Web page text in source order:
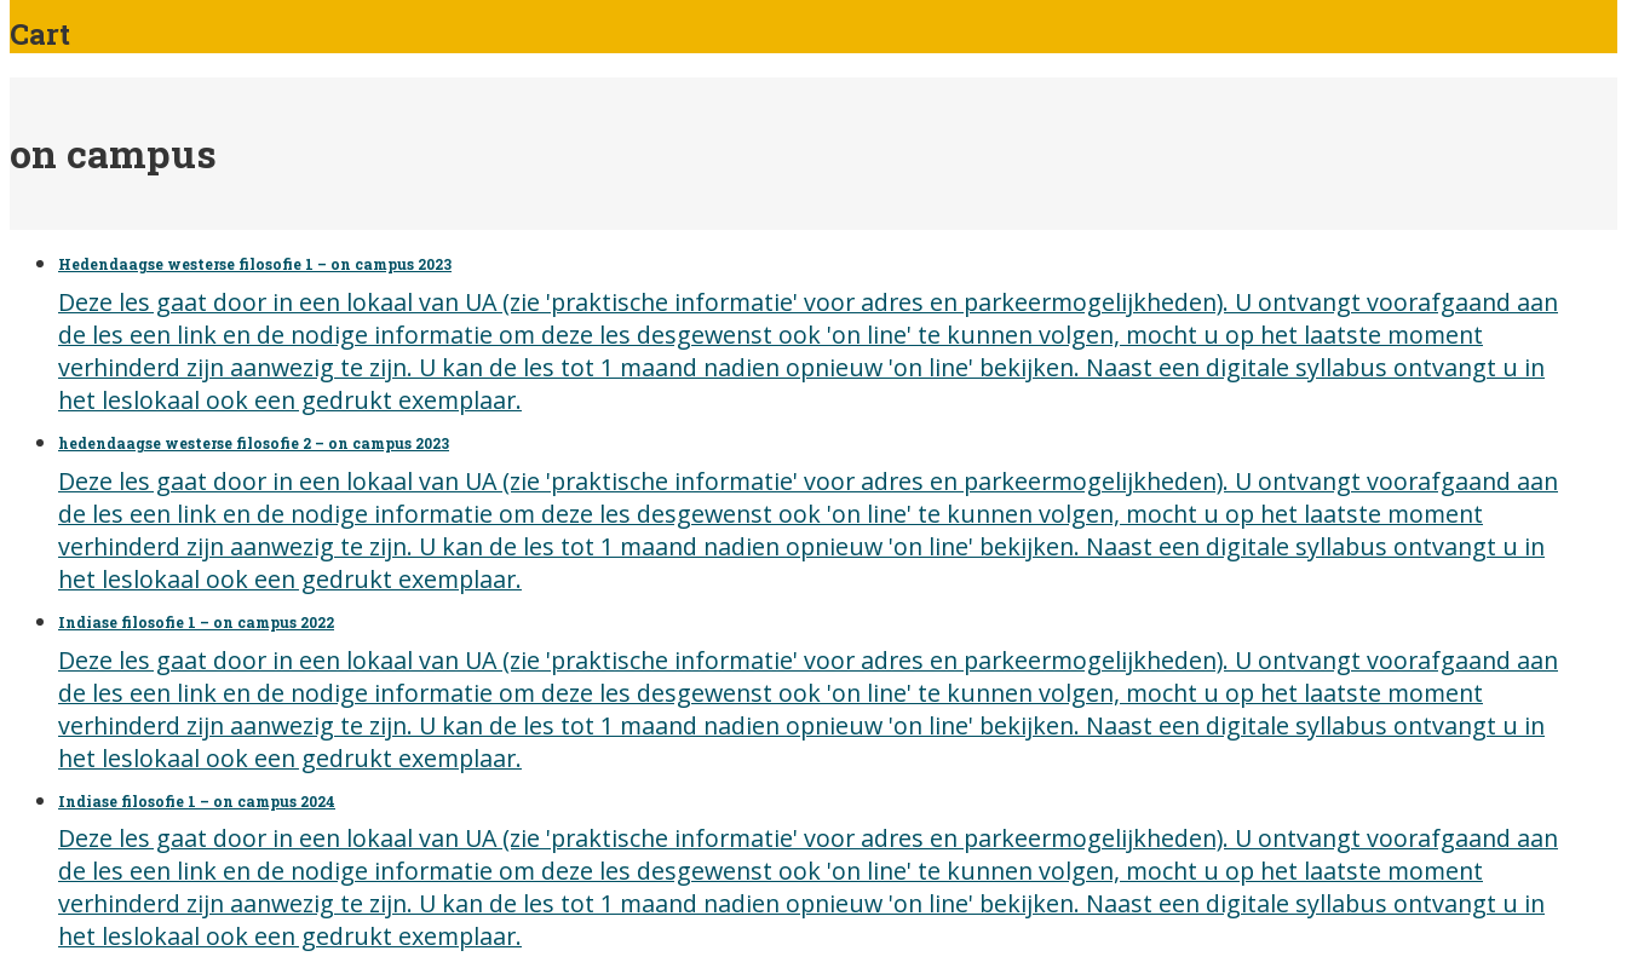
Cart
on campus
Hedendaagse westerse filosofie 1 – on campus 2023
Deze les gaat door in een lokaal van UA (zie 'praktische informatie' voor adres en parkeermogelijkheden). U ontvangt voorafgaand aan
de les een link en de nodige informatie om deze les desgewenst ook 'on line' te kunnen volgen, mocht u op het laatste moment
verhinderd zijn aanwezig te zijn. U kan de les tot 1 maand nadien opnieuw 'on line' bekijken. Naast een digitale syllabus ontvangt u in
het leslokaal ook een gedrukt exemplaar.
hedendaagse westerse filosofie 2 – on campus 2023
Deze les gaat door in een lokaal van UA (zie 'praktische informatie' voor adres en parkeermogelijkheden). U ontvangt voorafgaand aan
de les een link en de nodige informatie om deze les desgewenst ook 'on line' te kunnen volgen, mocht u op het laatste moment
verhinderd zijn aanwezig te zijn. U kan de les tot 1 maand nadien opnieuw 'on line' bekijken. Naast een digitale syllabus ontvangt u in
het leslokaal ook een gedrukt exemplaar.
Indiase filosofie 1 – on campus 2022
Deze les gaat door in een lokaal van UA (zie 'praktische informatie' voor adres en parkeermogelijkheden). U ontvangt voorafgaand aan
de les een link en de nodige informatie om deze les desgewenst ook 'on line' te kunnen volgen, mocht u op het laatste moment
verhinderd zijn aanwezig te zijn. U kan de les tot 1 maand nadien opnieuw 'on line' bekijken. Naast een digitale syllabus ontvangt u in
het leslokaal ook een gedrukt exemplaar.
Indiase filosofie 1 – on campus 2024
Deze les gaat door in een lokaal van UA (zie 'praktische informatie' voor adres en parkeermogelijkheden). U ontvangt voorafgaand aan
de les een link en de nodige informatie om deze les desgewenst ook 'on line' te kunnen volgen, mocht u op het laatste moment
verhinderd zijn aanwezig te zijn. U kan de les tot 1 maand nadien opnieuw 'on line' bekijken. Naast een digitale syllabus ontvangt u in
het leslokaal ook een gedrukt exemplaar.